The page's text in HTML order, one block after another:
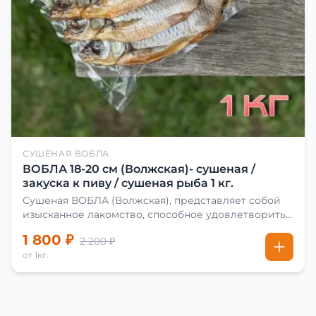
СУШЁНАЯ ВОБЛА
ВОБЛА 18-20 см (Волжская)- сушеная /
закуска к пиву / сушеная рыба 1 кг.
Сушеная ВОБЛА (Волжская), представляет собой
изысканное лакомство, способное удовлетворить
сделать вяленую воблу, её сначала хорошо солят.
Для этого используют старые рецепты и
современные способы. Благодаря этому рыба
1 800 ₽ 2 200 ₽
от 1кг.